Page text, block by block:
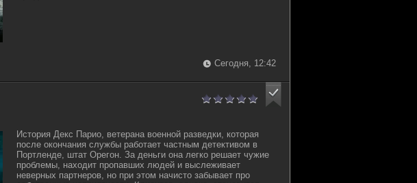
Сегодня, 12:42
История Декс Парио, ветерана военной разведки, которая
после окончания службы работает частным детективом в
Портленде, штат Орегон. За деньги она легко решает чужие
проблемы, находит пропавших людей и выслеживает
неверных партнеров, но при этом начисто забывает про